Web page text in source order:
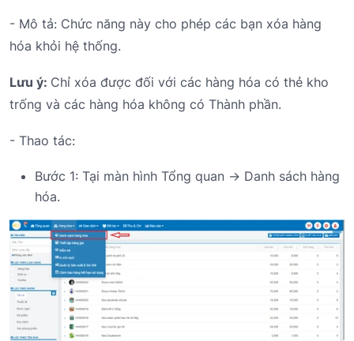
- Mô tả: Chức năng này cho phép các bạn xóa hàng
hóa khỏi hệ thống.
Lưu ý: Chỉ xóa được đối với các hàng hóa có thẻ kho
trống và các hàng hóa không có Thành phần.
- Thao tác:
Bước 1: Tại màn hình Tổng quan -> Danh sách hàng
hóa.